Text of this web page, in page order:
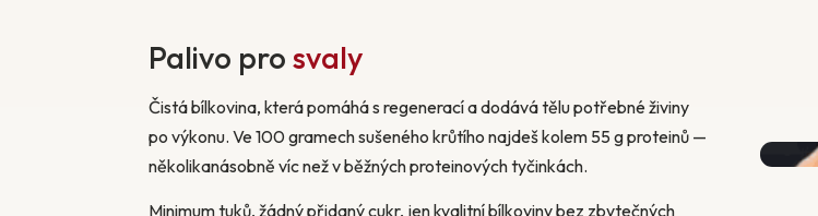
Palivo pro svaly
Čistá bílkovina, která pomáhá s regenerací a dodává tělu potřebné živiny
po výkonu. Ve 100 gramech sušeného krůtího najdeš kolem 55 g proteinů —
několikanásobně víc než v běžných proteinových tyčinkách.
Minimum tuků, žádný přidaný cukr, jen kvalitní bílkoviny bez zbytečných